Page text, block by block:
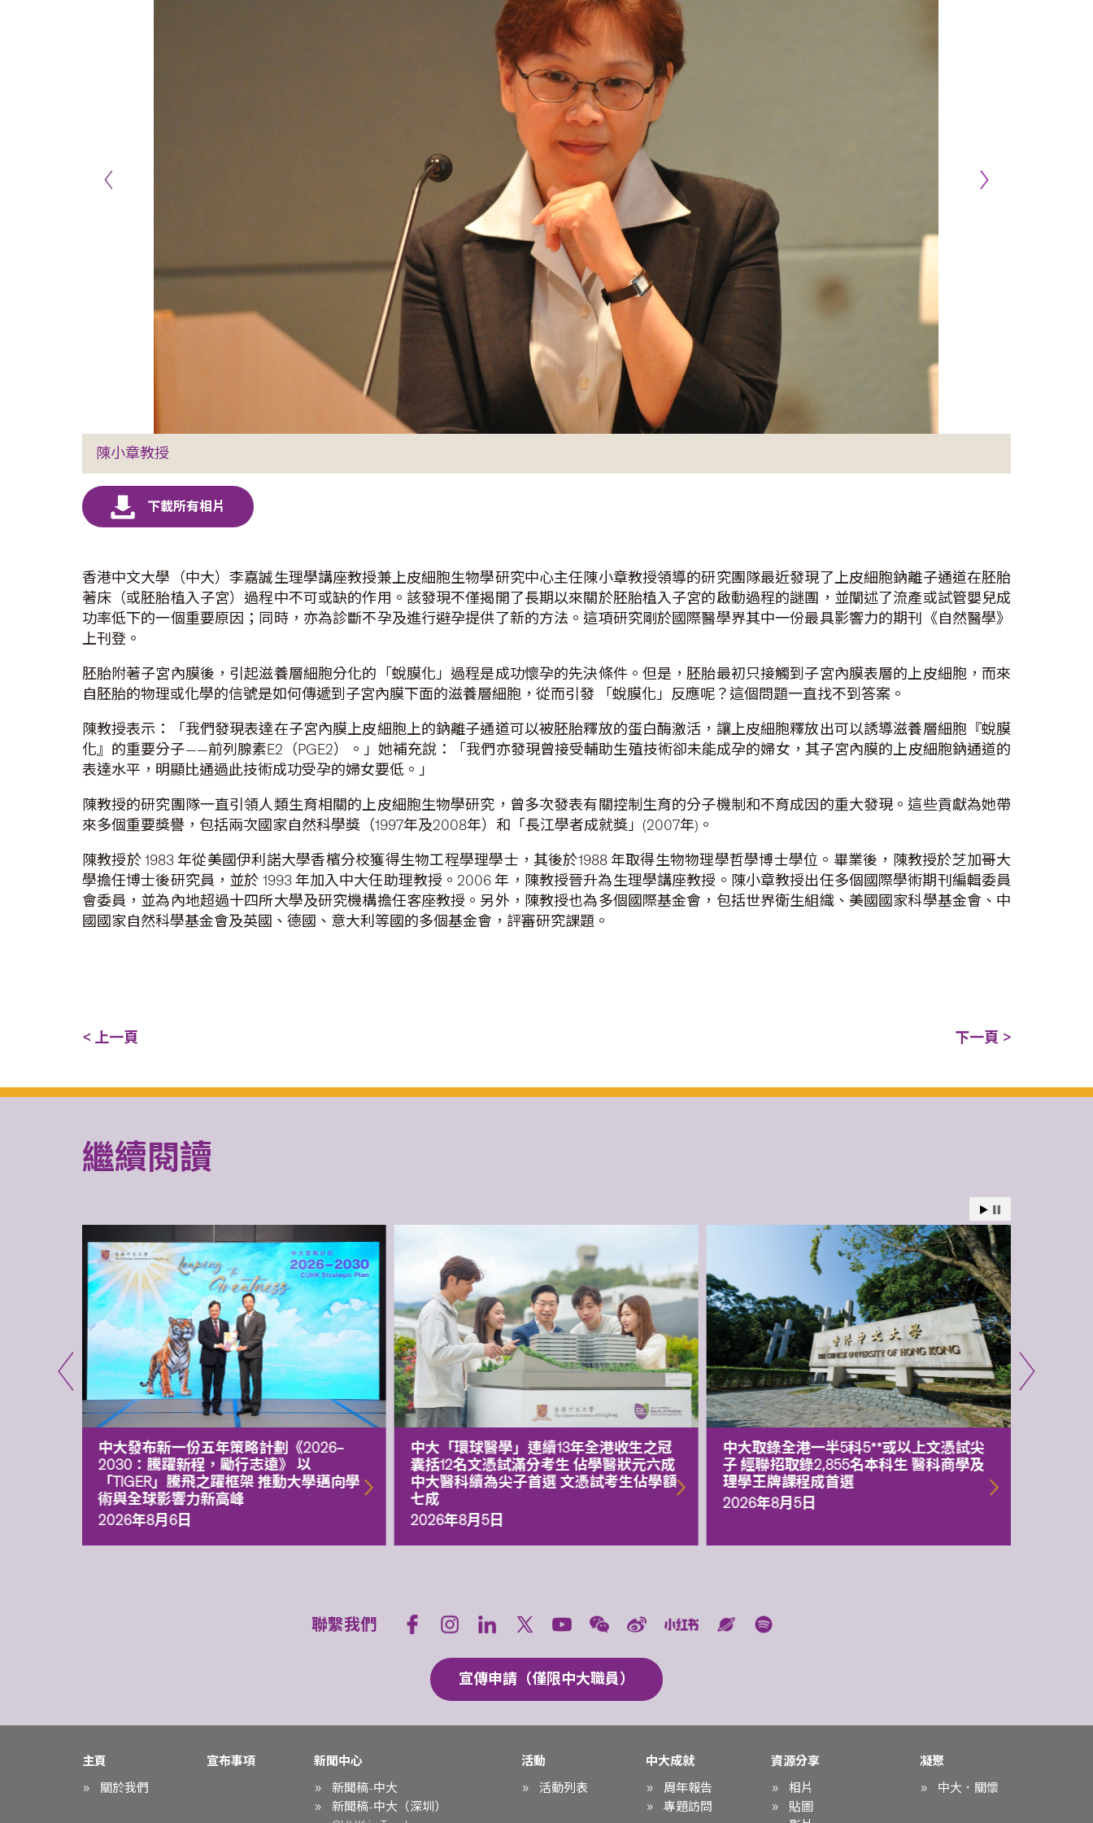
陳小章教授
香港中文大學（中大）李嘉誠生理學講座教授兼上皮細胞生物學研究中心主任陳小章教授領導的研究團隊最近發現了上皮細胞鈉離子通道在胚胎
著床（或胚胎植入子宮）過程中不可或缺的作用。該發現不僅揭開了長期以來關於胚胎植入子宮的啟動過程的謎團，並闡述了流產或試管嬰兒成
功率低下的一個重要原因；同時，亦為診斷不孕及進行避孕提供了新的方法。這項研究剛於國際醫學界其中一份最具影響力的期刊《自然醫學》
上刊登。
胚胎附著子宮內膜後，引起滋養層細胞分化的「蛻膜化」過程是成功懷孕的先決條件。但是，胚胎最初只接觸到子宮內膜表層的上皮細胞，而來
自胚胎的物理或化學的信號是如何傳遞到子宮內膜下面的滋養層細胞，從而引發 「蛻膜化」反應呢？這個問題一直找不到答案。
陳教授表示：「我們發現表達在子宮內膜上皮細胞上的鈉離子通道可以被胚胎釋放的蛋白酶激活，讓上皮細胞釋放出可以誘導滋養層細胞『蛻膜
化』的重要分子——前列腺素E2（PGE2）。」她補充說：「我們亦發現曾接受輔助生殖技術卻未能成孕的婦女，其子宮內膜的上皮細胞鈉通道的
表達水平，明顯比通過此技術成功受孕的婦女要低。」
陳教授的研究團隊一直引領人類生育相關的上皮細胞生物學研究，曾多次發表有關控制生育的分子機制和不育成因的重大發現。這些貢獻為她帶
來多個重要獎譽，包括兩次國家自然科學獎（1997年及2008年）和「長江學者成就獎」(2007年)。
陳教授於 1983 年從美國伊利諾大學香檳分校獲得生物工程學理學士，其後於1988 年取得生物物理學哲學博士學位。畢業後，陳教授於芝加哥大
學擔任博士後研究員，並於 1993 年加入中大任助理教授。2006 年，陳教授晉升為生理學講座教授。陳小章教授出任多個國際學術期刊編輯委員
會委員，並為內地超過十四所大學及研究機構擔任客座教授。另外，陳教授也為多個國際基金會，包括世界衛生組織、美國國家科學基金會、中
國國家自然科學基金會及英國、德國、意大利等國的多個基金會，評審研究課題。
< 上一頁 下一頁 >
繼續閱讀
中大發布新一份五年策略計劃《2026‒
2030：騰躍新程，勵行志遠》 以
「TIGER」騰飛之躍框架 推動大學邁向學
術與全球影響力新高峰
2026年8月6日
中大「環球醫學」連續13年全港收生之冠
囊括12名文憑試滿分考生 佔學醫狀元六成
中大醫科續為尖子首選 文憑試考生佔學額
七成
2026年8月5日
中大取錄全港一半5科5**或以上文憑試尖
子 經聯招取錄2,855名本科生 醫科商學及
理學王牌課程成首選
2026年8月5日
聯繫我們
宣傳申請（僅限中大職員）
主頁
關於我們
宣布事項
新聞中心
新聞稿-中大
新聞稿-中大（深圳）
活動
活動列表
中大成就
周年報告
專題訪問
資源分享
相片
貼圖
凝聚
中大．關懷